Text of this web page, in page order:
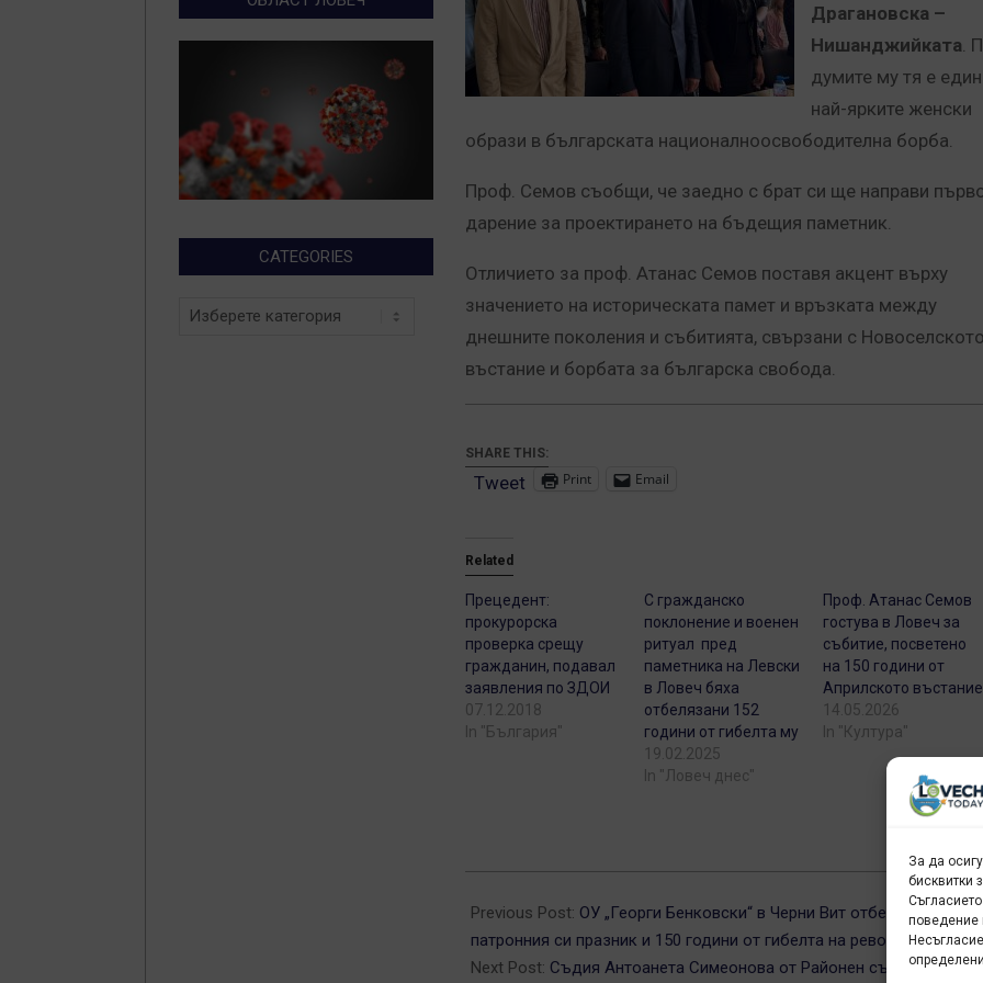
За да
бисквитки
поведение
Драгановска –
Нишанджийката.
думите му тя е
най-ярките женски
образи в българската националноосвободителна борба.
Проф. Семов съобщи, че заедно с брат си ще направи
дарение за проектирането на бъдещия паметник.
Отличието за проф. Атанас Семов поставя акцент върху
значението на историческата памет и връзката между
днешните поколения и събитията, свързани с Новоселското
въстание и борбата за българска свобода.
SHARE THIS:
Tweet Print Email
Related
Прецедент:
прокурорска
проверка срещу
гражданин, подавал
заявления по ЗДОИ
07.12.2018
In "България"
С гражданско
поклонение и военен
ритуал пред
паметника на Левски
в Ловеч бяха
отбелязани 152
години от гибелта му
19.02.2025
In "Ловеч днес"
Проф. Атанас Семов
гостува в Ловеч за
събитие, посветено
на 150 години от
Априлското въстание
14.05.2026
In "Култура"
05-
19
Previous Post: ОУ „Георги Бенковски“ в Черни Вит отбеляза
патронния си празник и 150 години от гибелта на революционера
Next Post: Съдия Антоанета Симеонова от Районен съд – Троян е
CATEGORIES
Categories